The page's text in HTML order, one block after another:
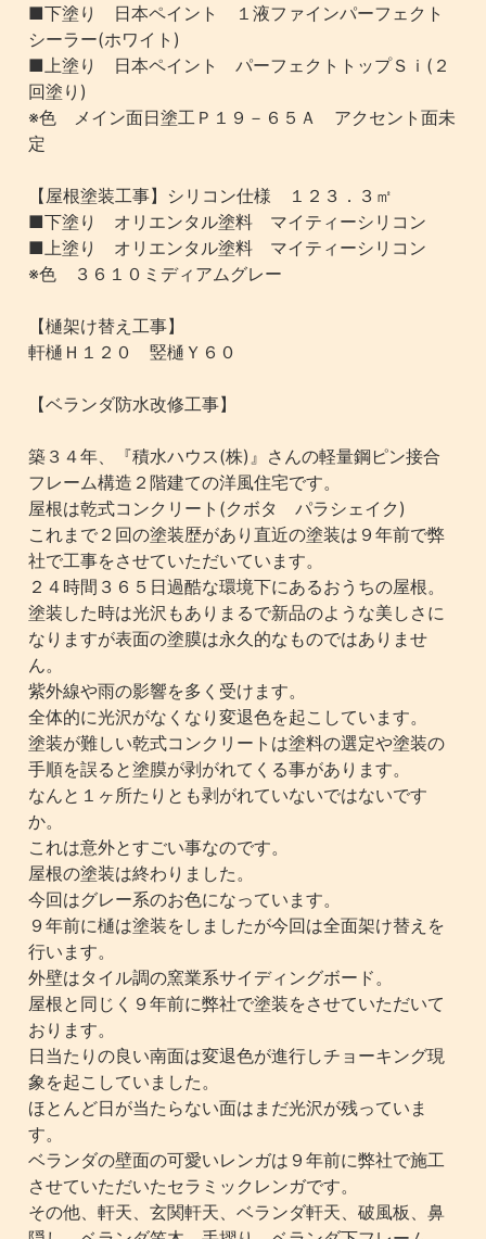
■下塗り 日本ペイント １液ファインパーフェクト
シーラー(ホワイト)
■上塗り 日本ペイント パーフェクトトップＳｉ(２
回塗り)
※色 メイン面日塗工Ｐ１９－６５Ａ アクセント面未
定
【屋根塗装工事】シリコン仕様 １２３．３㎡
■下塗り オリエンタル塗料 マイティーシリコン
■上塗り オリエンタル塗料 マイティーシリコン
※色 ３６１０ミディアムグレー
【樋架け替え工事】
軒樋Ｈ１２０ 竪樋Ｙ６０
【ベランダ防水改修工事】
築３４年、『積水ハウス(株)』さんの軽量鋼ピン接合
フレーム構造２階建ての洋風住宅です。
屋根は乾式コンクリート(クボタ パラシェイク)
これまで２回の塗装歴があり直近の塗装は９年前で弊
社で工事をさせていただいています。
２４時間３６５日過酷な環境下にあるおうちの屋根。
塗装した時は光沢もありまるで新品のような美しさに
なりますが表面の塗膜は永久的なものではありませ
ん。
紫外線や雨の影響を多く受けます。
全体的に光沢がなくなり変退色を起こしています。
塗装が難しい乾式コンクリートは塗料の選定や塗装の
手順を誤ると塗膜が剥がれてくる事があります。
なんと１ヶ所たりとも剥がれていないではないです
か。
これは意外とすごい事なのです。
屋根の塗装は終わりました。
今回はグレー系のお色になっています。
９年前に樋は塗装をしましたが今回は全面架け替えを
行います。
外壁はタイル調の窯業系サイディングボード。
屋根と同じく９年前に弊社で塗装をさせていただいて
おります。
日当たりの良い南面は変退色が進行しチョーキング現
象を起こしていました。
ほとんど日が当たらない面はまだ光沢が残っていま
す。
ベランダの壁面の可愛いレンガは９年前に弊社で施工
させていただいたセラミックレンガです。
その他、軒天、玄関軒天、ベランダ軒天、破風板、鼻